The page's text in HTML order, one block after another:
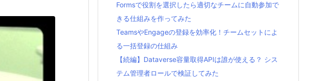
Formsで役割を選択したら適切なチームに自動参加で
きる仕組みを作ってみた
TeamsやEngageの登録を効率化！チームセットによ
る一括登録の仕組み
【続編】Dataverse容量取得APIは誰が使える？ シス
テム管理者ロールで検証してみた